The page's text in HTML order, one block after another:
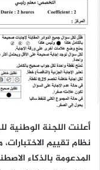
أعلنت اللجنة
نظام تقييم
المدعومة بالذكاء